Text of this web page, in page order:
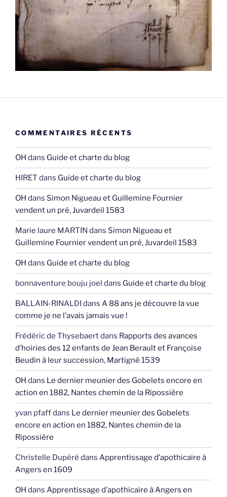
COMMENTAIRES RÉCENTS
OH dans Guide et charte du blog
HIRET dans Guide et charte du blog
OH dans Simon Nigueau et Guillemine Fournier
vendent un pré, Juvardeil 1583
Marie laure MARTIN dans Simon Nigueau et
Guillemine Fournier vendent un pré, Juvardeil 1583
OH dans Guide et charte du blog
bonnaventure bouju joel dans Guide et charte du blog
BALLAIN-RINALDI dans A 88 ans je découvre la vue
comme je ne l’avais jamais vue !
Frédéric de Thysebaertdans Rapports des avances
d’hoiries des 12 enfants de Jean Berault et Françoise
Beudin à leur succession, Martigné 1539
OH dans Le dernier meunier des Gobelets encore en
action en 1882, Nantes chemin de la Ripossière
yvan pfaffdans Le dernier meunier des Gobelets
encore en action en 1882, Nantes chemin de la
Ripossière
Christelle Dupéré dans Apprentissage d’apothicaire à
Angers en 1609
OH dans Apprentissage d’apothicaire à Angers en